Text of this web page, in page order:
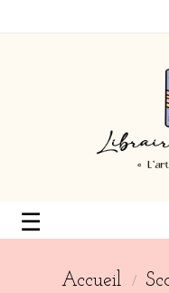
Basculer
navigation
☰
Accueil